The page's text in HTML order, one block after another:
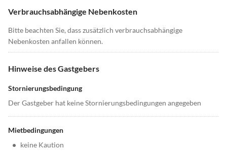
Verbrauchsabhängige Nebenkosten
Bitte beachten Sie, dass zusätzlich verbrauchsabhängige
Nebenkosten anfallen können.
Hinweise des Gastgebers
Stornierungsbedingung
Der Gastgeber hat keine Stornierungsbedingungen angegeben
Mietbedingungen
• keine Kaution